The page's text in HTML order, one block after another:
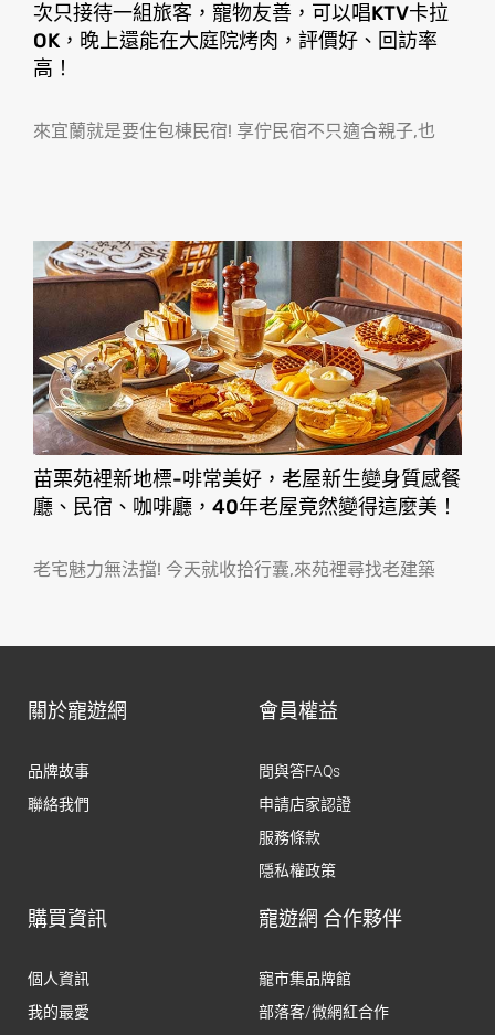
次只接待一組旅客，寵物友善，可以唱KTV卡拉
OK，晚上還能在大庭院烤肉，評價好、回訪率
高！
來宜蘭就是要住包棟民宿! 享佇民宿不只適合親子,也
苗栗苑裡新地標-啡常美好，老屋新生變身質感餐
廳、民宿、咖啡廳，40年老屋竟然變得這麼美！
老宅魅力無法擋! 今天就收拾行囊,來苑裡尋找老建築
關於寵遊網
品牌故事
聯絡我們
會員權益
問與答FAQs
申請店家認證
服務條款
隱私權政策
購買資訊
個人資訊
我的最愛
寵遊網 合作夥伴
寵市集品牌館
部落客/微網紅合作